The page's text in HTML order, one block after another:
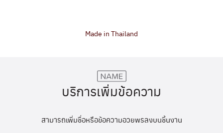
Made in Thailand
บริการเพิ่มข้อความ
สามารถเพิ่มชื่อหรือข้อความอวยพรลงบนชิ้นงาน